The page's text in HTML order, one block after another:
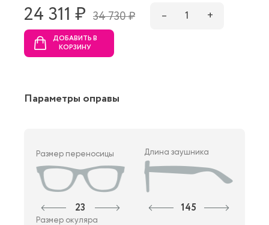
24 311 ₷ 34 730 ₷ – 1 +
ДОБАВИТЬ В
КОРЗИНУ
Параметры оправы
Размер переносицы
23
Длина заушника
145
Размер окуляра